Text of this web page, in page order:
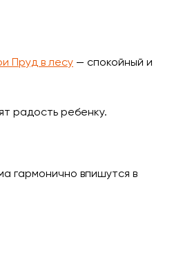
Пруд в лесу — спокойный и
радость ребенку.
гармонично впишутся в